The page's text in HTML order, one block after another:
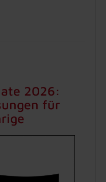
2026:
für